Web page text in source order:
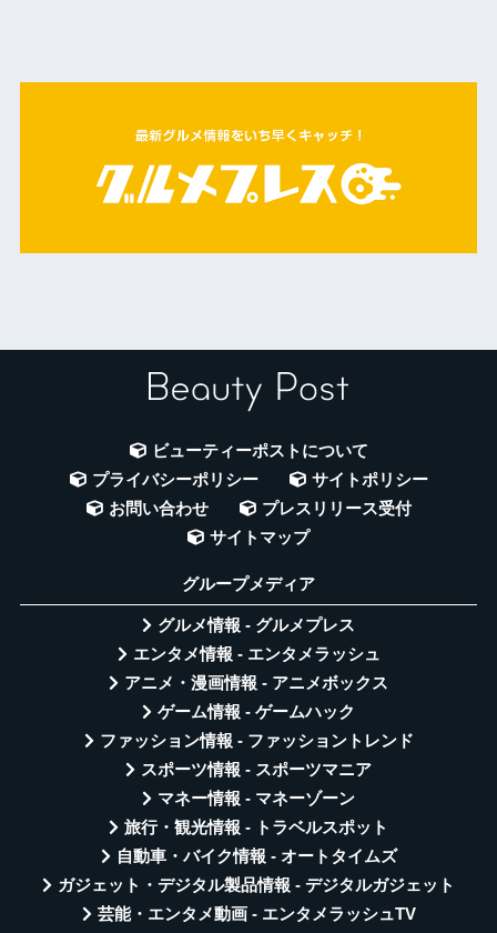
ビューティーポストについて
プライバシーポリシー
サイトポリシー
お問い合わせ
プレスリリース受付
サイトマップ
グループメディア
グルメ情報 - グルメプレス
エンタメ情報 - エンタメラッシュ
アニメ・漫画情報 - アニメボックス
ゲーム情報 - ゲームハック
ファッション情報 - ファッショントレンド
スポーツ情報 - スポーツマニア
マネー情報 - マネーゾーン
旅行・観光情報 - トラベルスポット
自動車・バイク情報 - オートタイムズ
ガジェット・デジタル製品情報 - デジタルガジェット
芸能・エンタメ動画 - エンタメラッシュTV